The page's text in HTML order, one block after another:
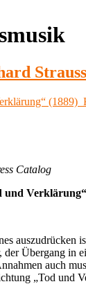
Catalog
und
Übergang in
auch
„Tod und